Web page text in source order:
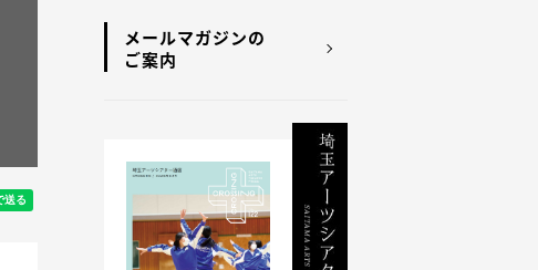
メールマガジンの
ご案内